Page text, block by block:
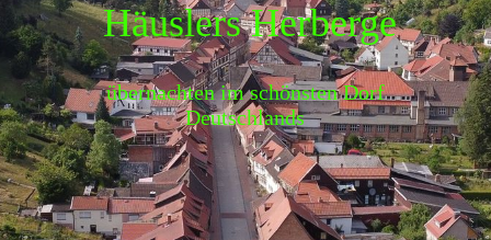
Häuslers Herberge
übernachten im schönsten Dorf
Deutschlands